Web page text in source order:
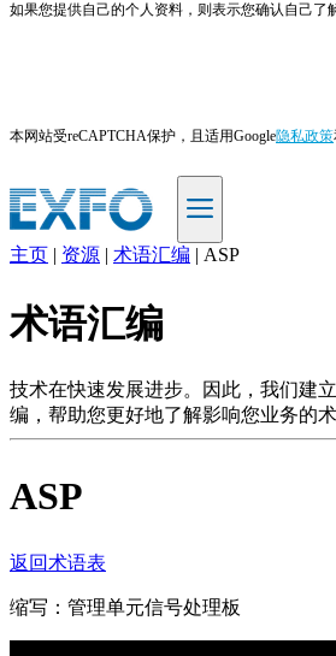
如果您提供自己的个人资料，则表示您确认自己了
本网站受reCAPTCHA保护，且适用Google隐私政策
产
解
决
案
持
务
主页 | 资源 | 术语汇编 | ASP
术语汇编
技术在快速发展进步。因此，我们建
编，帮助您更好地了解影响您业务的
ASP
返回术语表
缩写：管理单元信号处理板